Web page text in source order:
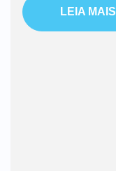
LEIA MAIS